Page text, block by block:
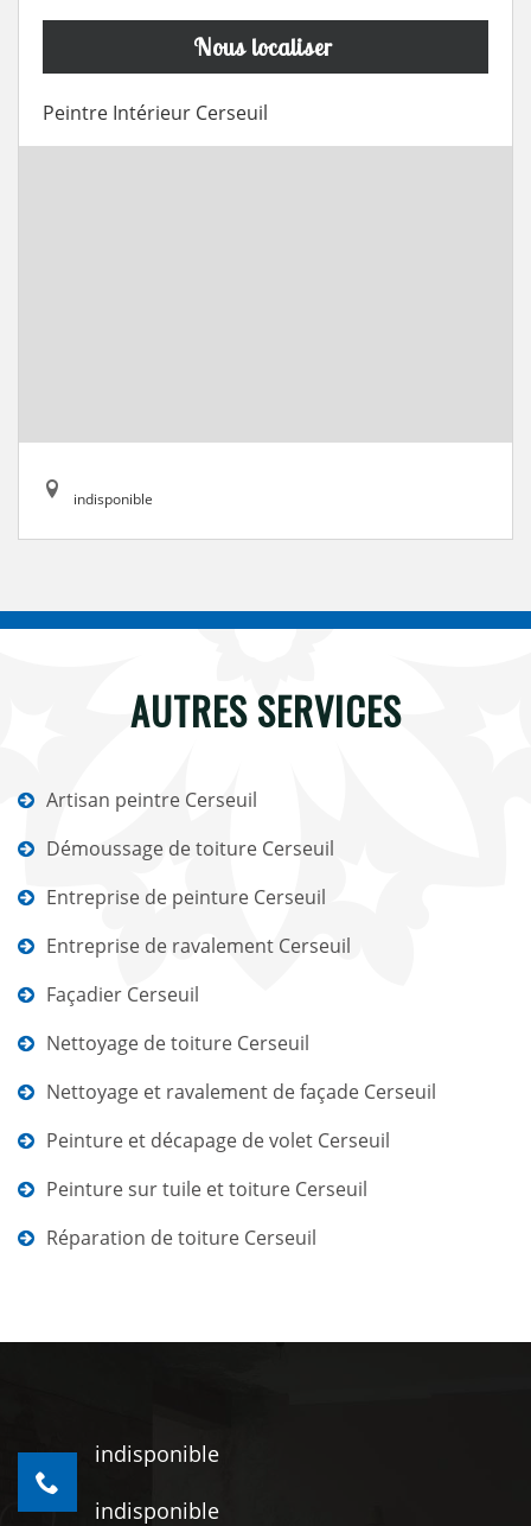
Nous localiser
Peintre Intérieur Cerseuil
indisponible
AUTRES SERVICES
Artisan peintre Cerseuil
Démoussage de toiture Cerseuil
Entreprise de peinture Cerseuil
Entreprise de ravalement Cerseuil
Façadier Cerseuil
Nettoyage de toiture Cerseuil
Nettoyage et ravalement de façade Cerseuil
Peinture et décapage de volet Cerseuil
Peinture sur tuile et toiture Cerseuil
Réparation de toiture Cerseuil
indisponible
indisponible